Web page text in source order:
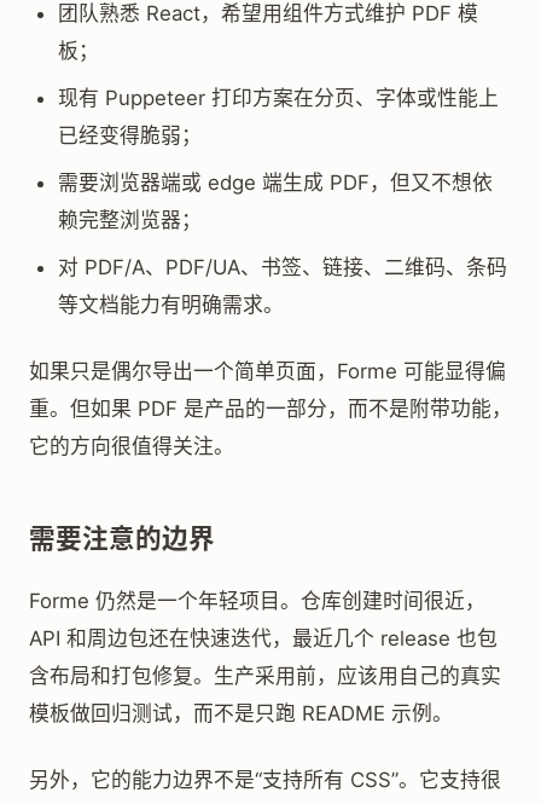
团队熟悉 React，希望用组件方式维护 PDF 模
板；
现有 Puppeteer 打印方案在分页、字体或性能上
已经变得脆弱；
需要浏览器端或 edge 端生成 PDF，但又不想依
赖完整浏览器；
对 PDF/A、PDF/UA、书签、链接、二维码、条码
等文档能力有明确需求。
如果只是偶尔导出一个简单页面，Forme 可能显得偏
重。但如果 PDF 是产品的一部分，而不是附带功能，
它的方向很值得关注。
需要注意的边界
Forme 仍然是一个年轻项目。仓库创建时间很近，
API 和周边包还在快速迭代，最近几个 release 也包
含布局和打包修复。生产采用前，应该用自己的真实
模板做回归测试，而不是只跑 README 示例。
另外，它的能力边界不是“支持所有 CSS”。它支持很